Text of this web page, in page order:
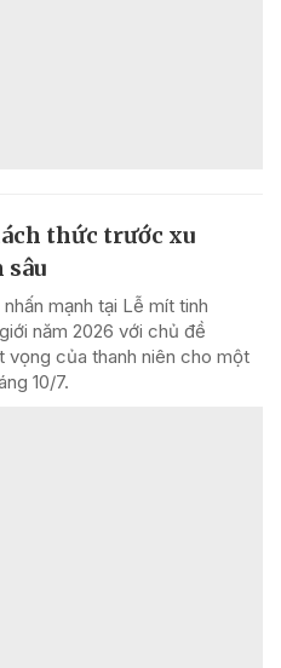
thức trước xu
mạnh tại Lễ mít tinh
năm 2026 với chủ đề
vọng của thanh niên cho một
10/7.